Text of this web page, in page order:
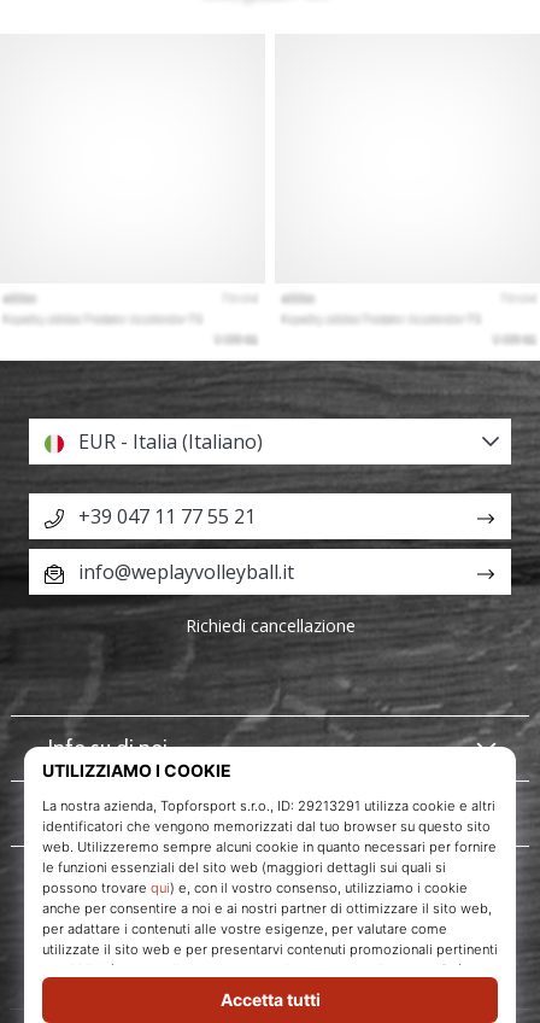
WePlayVolleyball.it
Info su di noi
Servizio clienti
EUR - Italia (Italiano)
+39 047 11 77 55 21
info@weplayvolleyball.it
Richiedi cancellazione